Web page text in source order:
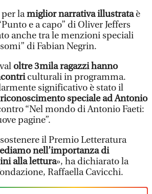
lamiglior narrativa illustrataè
e a capo” di Oliver Jeffers
anche tra le menzioni speciali
di Fabian Negrin.
oltre 3mila ragazzi hanno
culturali in programma.
significativo è stato il
riconoscimento speciale ad Antonio
“Nel mondo di Antonio Faeti:
pagine”.
il Premio Letteratura
nell’importanza di
alla lettura», ha dichiarato la
Raffaella Cavicchi.